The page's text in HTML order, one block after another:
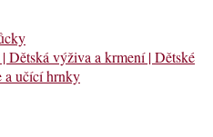
Dětská výživa a krmení | Dětské
a učící hrnky